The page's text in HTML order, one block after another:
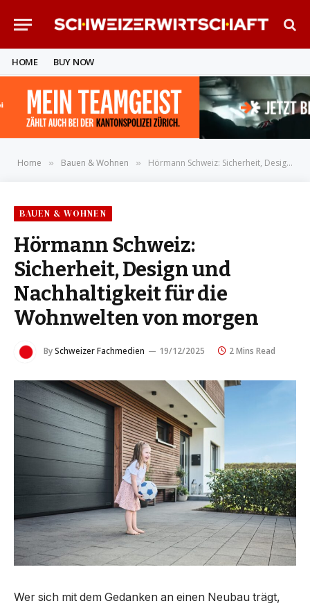
HOME BUY NOW
Home » Bauen & Wohnen » Hörmann Schweiz: Sicherheit, Design und Nachhaltigkeit für die Wohnwelten von morgen
BAUEN & WOHNEN
Hörmann Schweiz:
Sicherheit, Design und
Nachhaltigkeit für die
Wohnwelten von morgen
BySchweizer Fachmedien 19/12/2025 2 Mins Read
Wer sich mit dem Gedanken an einen Neubau trägt,